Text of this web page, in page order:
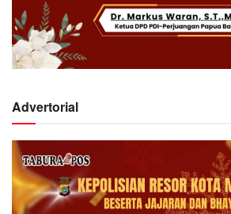
Advertorial